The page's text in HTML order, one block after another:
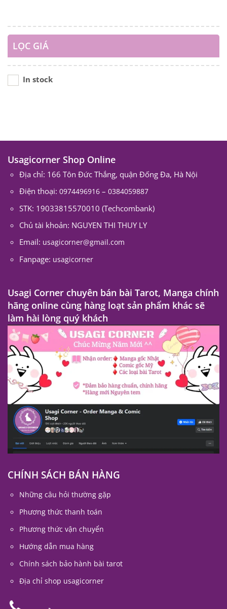
LỌC GIÁ
In stock
Usagicorner Shop Online
Địa chỉ: 166 Tôn Đức Thắng, quận Đống Đa, Hà Nội
Điện thoại: 0974496916 – 0384059887
STK: 19033815570010 (Techcombank)
Chủ tài khoản: NGUYEN THI THUY LY
Email: usagicorner@gmail.com
Fanpage: usagicorner
Usagi Corner chuyên bán bài Tarot, Manga chính
hãng online cùng hàng loạt sản phẩm khác sẽ
làm hài lòng quý khách
CHÍNH SÁCH BÁN HÀNG
Những câu hỏi thường gặp
Phương thức thanh toán
Phương thức vận chuyển
Hướng dẫn mua hàng
Chính sách bảo hành bài tarot
Địa chỉ shop usagicorner